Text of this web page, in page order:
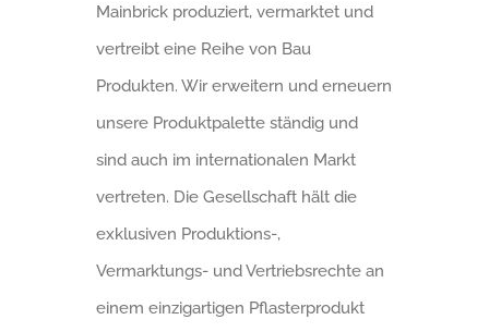
Mainbrick produziert, vermarktet und
vertreibt eine Reihe von Bau
Produkten. Wir erweitern und erneuern
unsere Produktpalette ständig und
sind auch im internationalen Markt
vertreten. Die Gesellschaft hält die
exklusiven Produktions-,
Vermarktungs- und Vertriebsrechte an
einem einzigartigen Pflasterprodukt